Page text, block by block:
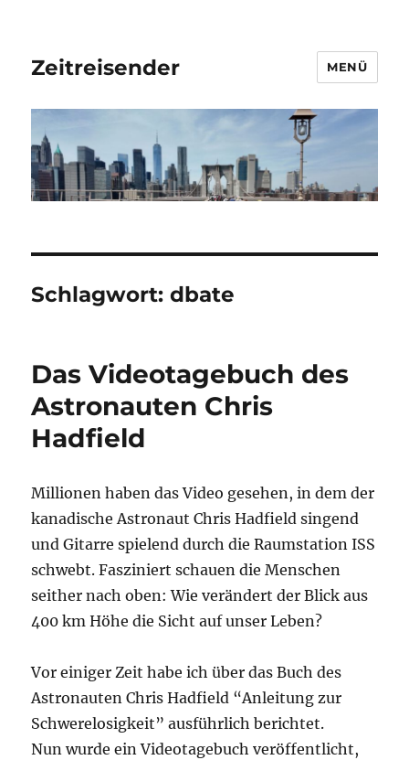
Zeitreisender MENÜ
Schlagwort:dbate
Das Videotagebuch des
Astronauten Chris
Hadfield
Millionen haben das Video gesehen, in dem der
kanadische Astronaut Chris Hadfield singend
und Gitarre spielend durch die Raumstation ISS
schwebt. Fasziniert schauen die Menschen
seither nach oben: Wie verändert der Blick aus
400 km Höhe die Sicht auf unser Leben?
Vor einiger Zeit habe ich über das Buch des
Astronauten Chris Hadfield “Anleitung zur
Schwerelosigkeit” ausführlich berichtet.
Nun wurde ein Videotagebuch veröffentlicht,